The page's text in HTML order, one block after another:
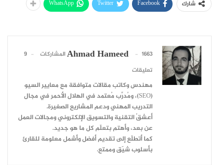
شارك Facebook
Twitter
WhatsApp
Ahmad Hameed 1663 المشاركات
9
تعليقات
مهندس وكاتب مقالات متوافقة مع معايير السيو
(SEO)، ومُدرِّب مُعتمد في الهلال الأحمر في مجال
التدريب المهني ودعم المشاريع الصغيرة.
أعشقُ التقنية والتسويق الإلكتروني ومجالات العمل
عن بعد، وأهتم بتعلّم كل ما هو جديد.
كما أتطلّع إلى تقديم أفضل وأشمل معلومة للقارئ
بأسلوب شيّق وممتع.